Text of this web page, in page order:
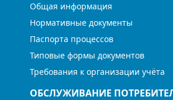
Общая информация
Нормативные документы
Паспорта процессов
Типовые формы документов
Требования к организации учёта
ОБСЛУЖИВАНИЕ